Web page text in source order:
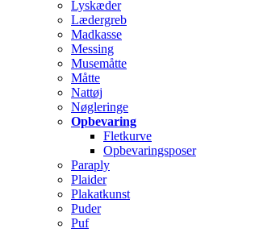
Lyskæder
Lædergreb
Madkasse
Messing
Musemåtte
Måtte
Nattøj
Nøgleringe
Opbevaring
Fletkurve
Opbevaringsposer
Paraply
Plaider
Plakatkunst
Puder
Puf